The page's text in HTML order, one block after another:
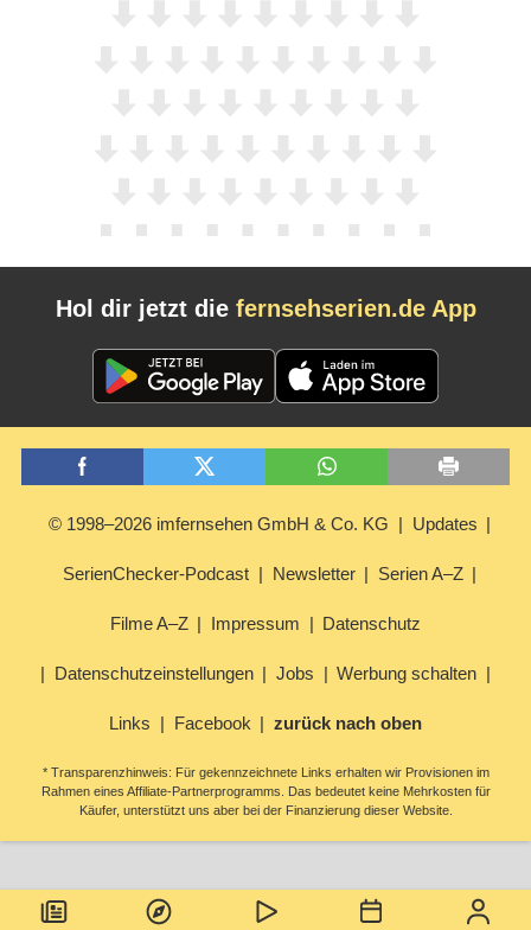
Hol dir jetzt die fernsehserien.de App
© 1998–2026 imfernsehen GmbH & Co. KG Updates
SerienChecker-Podcast Newsletter Serien A–Z
Filme A–Z Impressum Datenschutz
Datenschutzeinstellungen Jobs Werbung schalten
Links Facebook zurück nach oben
* Transparenzhinweis: Für gekennzeichnete Links erhalten wir Provisionen im
Rahmen eines Affiliate-Partnerprogramms. Das bedeutet keine Mehrkosten für
Käufer, unterstützt uns aber bei der Finanzierung dieser Website.